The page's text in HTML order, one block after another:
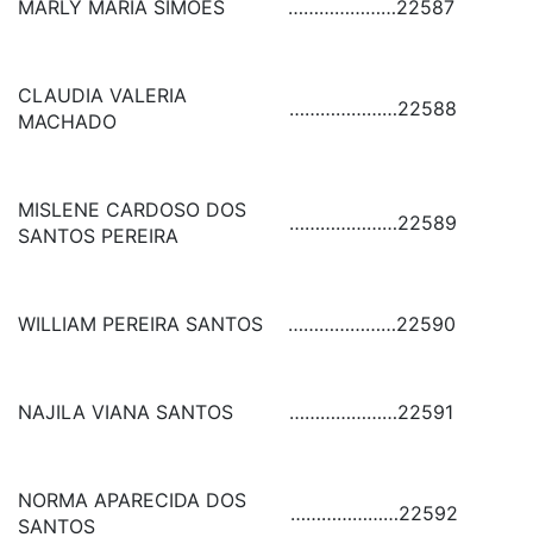
MARLY MARIA SIMOES …………………22587
CLAUDIA VALERIA
MACHADO
…………………22588
MISLENE CARDOSO DOS
SANTOS PEREIRA
…………………22589
WILLIAM PEREIRA SANTOS …………………22590
NAJILA VIANA SANTOS …………………22591
NORMA APARECIDA DOS
SANTOS
…………………22592